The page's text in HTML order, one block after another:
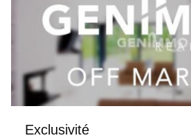
Exclusivité